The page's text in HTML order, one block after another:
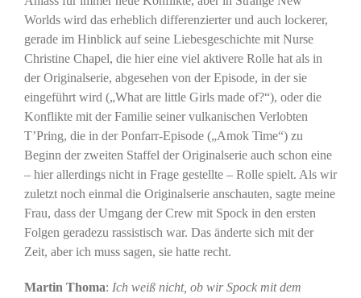
Worlds wird das erheblich differenzierter und auch lockerer,
gerade im Hinblick auf seine Liebesgeschichte mit Nurse
Christine Chapel, die hier eine viel aktivere Rolle hat als in
der Originalserie, abgesehen von der Episode, in der sie
eingeführt wird („What are little Girls made of?“), oder die
Konflikte mit der Familie seiner vulkanischen Verlobten
T’Pring, die in der Ponfarr-Episode („Amok Time“) zu
Beginn der zweiten Staffel der Originalserie auch schon eine
– hier allerdings nicht in Frage gestellte – Rolle spielt. Als wir
zuletzt noch einmal die Originalserie anschauten, sagte meine
Frau, dass der Umgang der Crew mit Spock in den ersten
Folgen geradezu rassistisch war. Das änderte sich mit der
Zeit, aber ich muss sagen, sie hatte recht.
Martin Thoma: Ich weiß nicht, ob wir Spock mit dem